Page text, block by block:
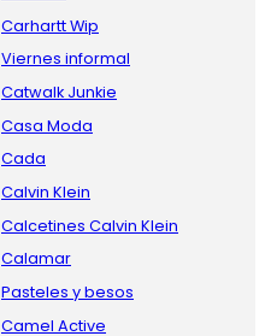
Carhartt Wip
Viernes informal
Catwalk Junkie
Casa Moda
Cada
Calvin Klein
Calcetines Calvin Klein
Calamar
Pasteles y besos
Camel Active